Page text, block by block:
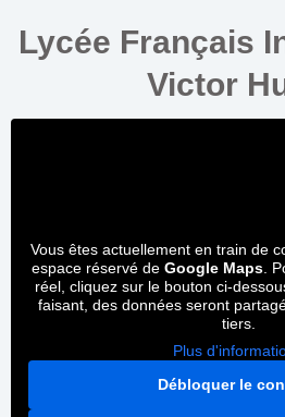
Lycée Français
Victor
Vous êtes actuellement en train de
espace réservé de Google Maps.
réel, cliquez sur le bouton ci-
faisant, des données seront
tiers.
Plus
Débloquer le